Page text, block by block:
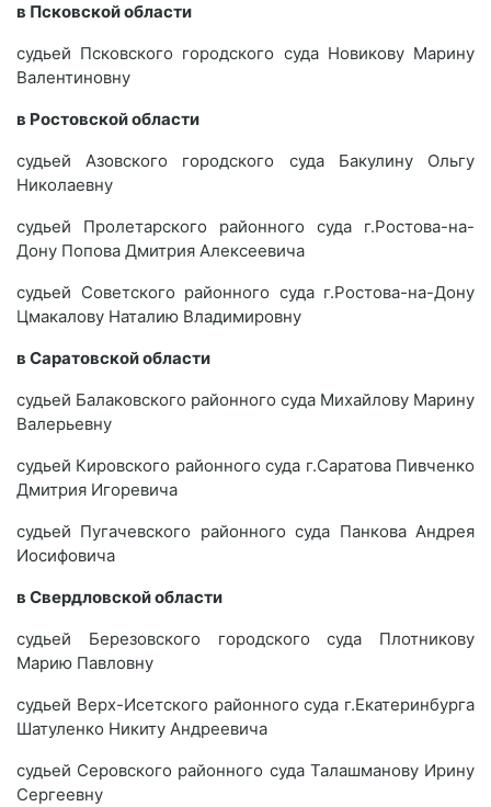
в Псковской области
судьей Псковского городского суда Новикову Марину
Валентиновну
в Ростовской области
судьей Азовского городского суда Бакулину Ольгу
Николаевну
судьей Пролетарского районного суда г.Ростова-на-
Дону Попова Дмитрия Алексеевича
судьей Советского районного суда г.Ростова-на-Дону
Цмакалову Наталию Владимировну
в Саратовской области
судьей Балаковского районного суда Михайлову Марину
Валерьевну
судьей Кировского районного суда г.Саратова Пивченко
Дмитрия Игоревича
судьей Пугачевского районного суда Панкова Андрея
Иосифовича
в Свердловской области
судьей Березовского городского суда Плотникову
Марию Павловну
судьей Верх-Исетского районного суда г.Екатеринбурга
Шатуленко Никиту Андреевича
судьей Серовского районного суда Талашманову Ирину
Сергеевну